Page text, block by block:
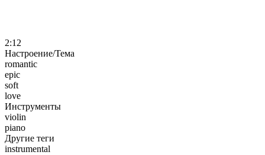
2:12
Настроение/Тема
romantic
epic
soft
love
Инструменты
violin
piano
Другие теги
instrumental